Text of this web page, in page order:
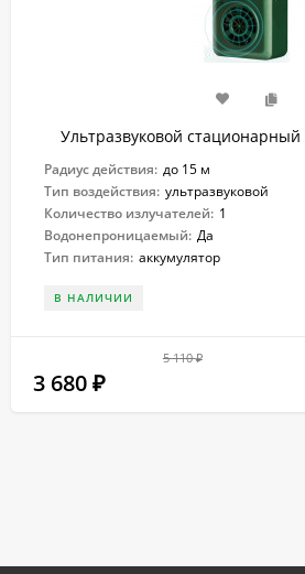
Ультразвуковой стационарный
Радиус действия: до 15 м
Тип воздействия: ультразвуковой
Количество излучателей: 1
Водонепроницаемый: Да
Тип питания: аккумулятор
В НАЛИЧИИ
5 110₽
3 680 ₽